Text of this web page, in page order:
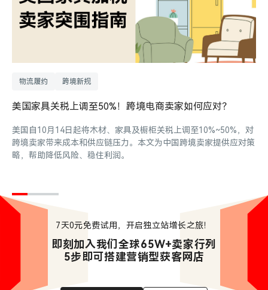
物流履约 跨境新规
美国家具关税上调至50%！跨境电商卖家如何应对？
美国自10月14日起将木材、家具及橱柜关税上调至10%~50%，对
跨境卖家带来成本和供应链压力。本文为中国跨境卖家提供应对策
略，帮助降低风险、稳住利润。
7天0元免费试用，开启独立站增长之旅！
即刻加入我们全球65W+卖家行列
5步即可搭建营销型获客网店